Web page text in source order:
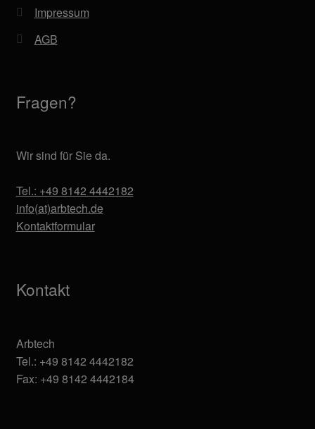
Impressum
AGB
Fragen?
Wir sind für Sie da.
Tel.: +49 8142 4442182
info(at)arbtech.de
Kontaktformular
Kontakt
Arbtech
Tel.: +49 8142 4442182
Fax: +49 8142 4442184